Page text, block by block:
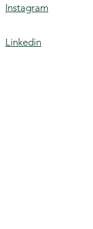
Instagram
Linkedin